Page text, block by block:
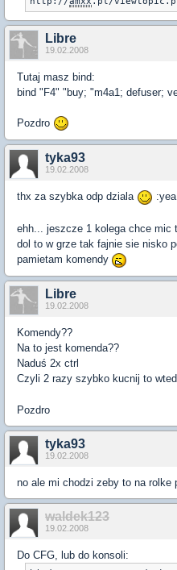
Libre
19.02.2008
Tutaj masz bind:
bind "F4" "buy; "m4a1; defuser;
Pozdro
tyka93
19.02.2008
thx za szybka odp dziala
ehh... jeszcze 1 kolega chce
dol to w grze tak fajnie sie nisko
pamietam komendy
Libre
19.02.2008
Komendy??
Na to jest komenda??
Naduś 2x ctrl
Czyli 2 razy szybko kucnij to
Pozdro
tyka93
19.02.2008
no ale mi chodzi zeby to na rolke
waldek123
19.02.2008
Do CFG, lub do konsoli: